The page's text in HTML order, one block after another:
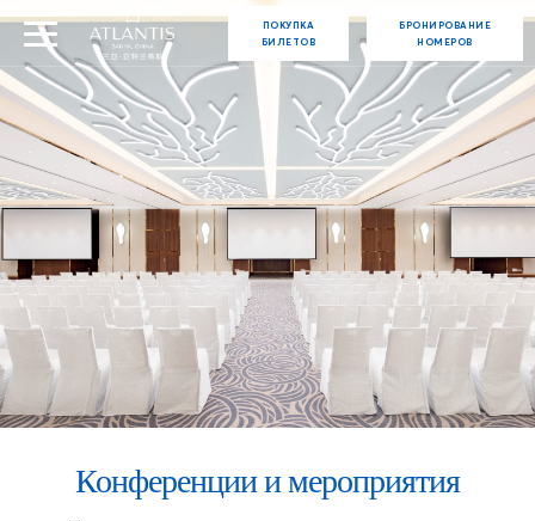
ПОКУПКА
БИЛЕТОВ
БРОНИРОВАНИЕ
НОМЕРОВ
Конференции и мероприятия